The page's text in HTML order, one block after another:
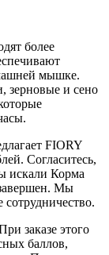
более
мышке.
зерновые и сено
FIORY
Согласитесь,
искали Корма
Мы
заказе этого
баллов,